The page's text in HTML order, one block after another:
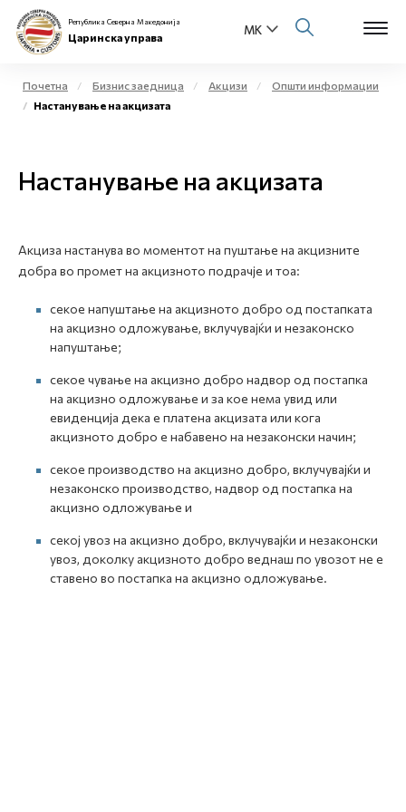
Физички лица
Е-Царина
Медиа центар
Е-Весник
Република Северна Македонија
Царинска управа
Почетна Бизнис заедница Акцизи
Општи информации
Настанување на акцизата
Настанување на акцизата
Акциза настанува во моментот на пуштање на акцизните
добра во промет на акцизното подрачје и тоа:
секое напуштање на акцизното добро од постапката
на акцизно одложување, вклучувајќи и незаконско
напуштање;
секое чување на акцизно добро надвор од постапка
на акцизно одложување и за кое нема увид или
евиденција дека е платена акцизата или кога
акцизното добро е набавено на незаконски начин;
секое производство на акцизно добро, вклучувајќи и
незаконско производство, надвор од постапка на
акцизно одложување и
секој увоз на акцизно добро, вклучувајќи и незаконски
увоз, доколку акцизното добро веднаш по увозот не е
ставено во постапка на акцизно одложување.